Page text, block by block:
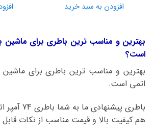
افزودن به سبد خرید
است؟
اتمی است.
باطری
هم کیفیت بالا و قیمت مناسب از نکات